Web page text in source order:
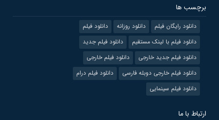
برچسب ها
دانلود رایگان فیلم دانلود روزانه
دانلود فیلم
دانلود فیلم با لینک مستقیم
دانلود فیلم جدید
دانلود فیلم جدید خارجی
دانلود فیلم خارجی
دانلود فیلم خارجی دوبله فارسی
دانلود فیلم درام
دانلود فیلم سینمایی
ارتباط با ما